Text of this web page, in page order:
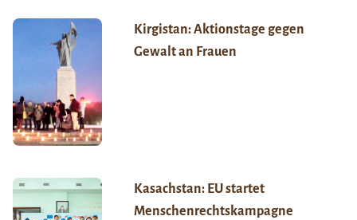
Kirgistan: Aktionstage gegen
Gewalt an Frauen
Kasachstan: EU startet
Menschenrechtskampagne